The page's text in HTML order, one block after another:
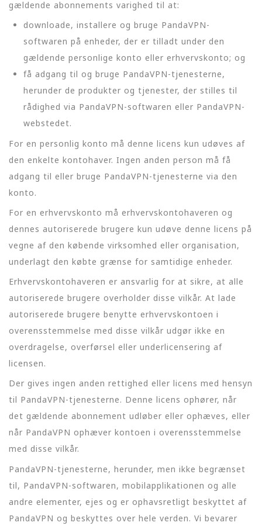
gældende abonnements varighed til at:
downloade, installere og bruge PandaVPN-
softwaren på enheder, der er tilladt under den
gældende personlige konto eller erhvervskonto; og
få adgang til og bruge PandaVPN-tjenesterne,
herunder de produkter og tjenester, der stilles til
rådighed via PandaVPN-softwaren eller PandaVPN-
webstedet.
For en personlig konto må denne licens kun udøves af
den enkelte kontohaver. Ingen anden person må få
adgang til eller bruge PandaVPN-tjenesterne via den
konto.
For en erhvervskonto må erhvervskontohaveren og
dennes autoriserede brugere kun udøve denne licens på
vegne af den købende virksomhed eller organisation,
underlagt den købte grænse for samtidige enheder.
Erhvervskontohaveren er ansvarlig for at sikre, at alle
autoriserede brugere overholder disse vilkår. At lade
autoriserede brugere benytte erhvervskontoen i
overensstemmelse med disse vilkår udgør ikke en
overdragelse, overførsel eller underlicensering af
licensen.
Der gives ingen anden rettighed eller licens med hensyn
til PandaVPN-tjenesterne. Denne licens ophører, når
det gældende abonnement udløber eller ophæves, eller
når PandaVPN ophæver kontoen i overensstemmelse
med disse vilkår.
PandaVPN-tjenesterne, herunder, men ikke begrænset
til, PandaVPN-softwaren, mobilapplikationen og alle
andre elementer, ejes og er ophavsretligt beskyttet af
PandaVPN og beskyttes over hele verden. Vi bevarer